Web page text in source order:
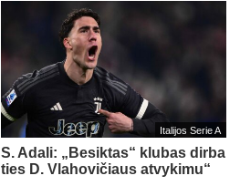
Italijos Serie A
S. Adali: „Besiktas“ klubas dirba
ties D. Vlahovičiaus atvykimu“